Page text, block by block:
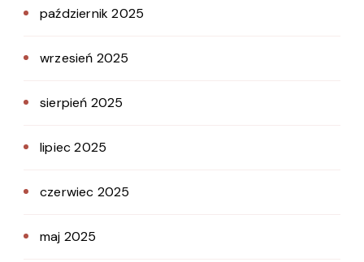
październik 2025
wrzesień 2025
sierpień 2025
lipiec 2025
czerwiec 2025
maj 2025